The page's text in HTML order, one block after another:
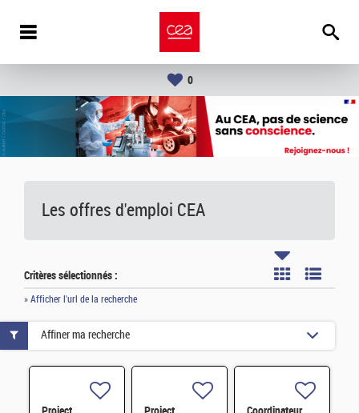
0
Les offres d'emploi CEA
Critères sélectionnés :
» Afficher l'url de la recherche
Affiner ma recherche